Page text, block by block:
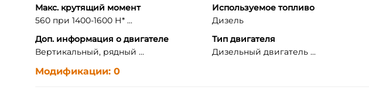
Макс. крутящий момент
560 при 1400-1600 Н* ...
Используемое топливо
Дизель
Доп. информация о двигателе
Вертикальный, рядный ...
Тип двигателя
Дизельный двигатель ...
Модификации: 0